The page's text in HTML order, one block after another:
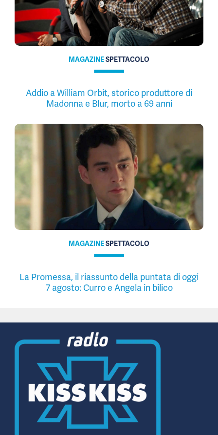
MAGAZINESPETTACOLO
Addio a William Orbit, storico produttore di
Madonna e Blur, morto a 69 anni
MAGAZINESPETTACOLO
La Promessa, il riassunto della puntata di oggi
7 agosto: Curro e Angela in bilico